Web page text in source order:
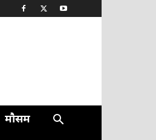
मौसम